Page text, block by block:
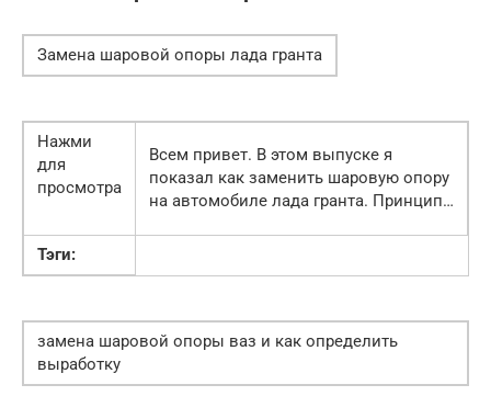
Замена шаровой опоры лада гранта
Нажми
для
просмотра
Всем привет. В этом выпуске я
показал как заменить шаровую опору
на автомобиле лада гранта. Принцип…
Тэги:
замена шаровой опоры ваз и как определить
выработку